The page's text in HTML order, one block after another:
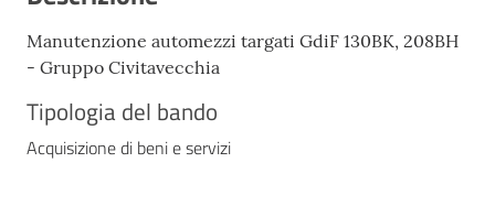
Manutenzione automezzi targati GdiF 130BK, 208BH
- Gruppo Civitavecchia
Tipologia del bando
Acquisizione di beni e servizi